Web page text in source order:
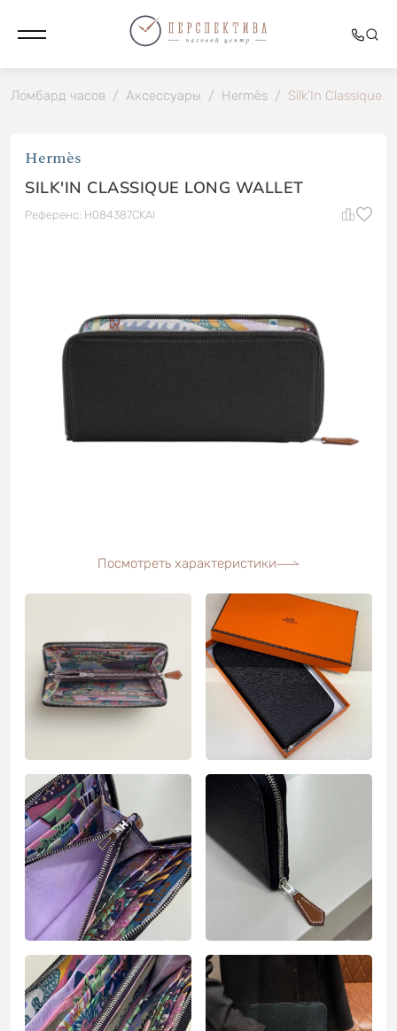
Ломбард часов / Аксессуары / Hermès / Silk'In Classique
Hermès
SILK'IN CLASSIQUE LONG WALLET
Референс: H084387CKAI
Посмотреть характеристики